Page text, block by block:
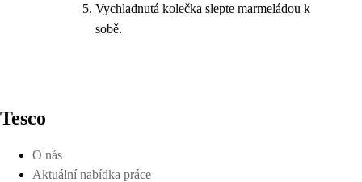
Vychladnutá kolečka slepte marmeládou k
sobě.
Tesco
O nás
Aktuální nabídka práce